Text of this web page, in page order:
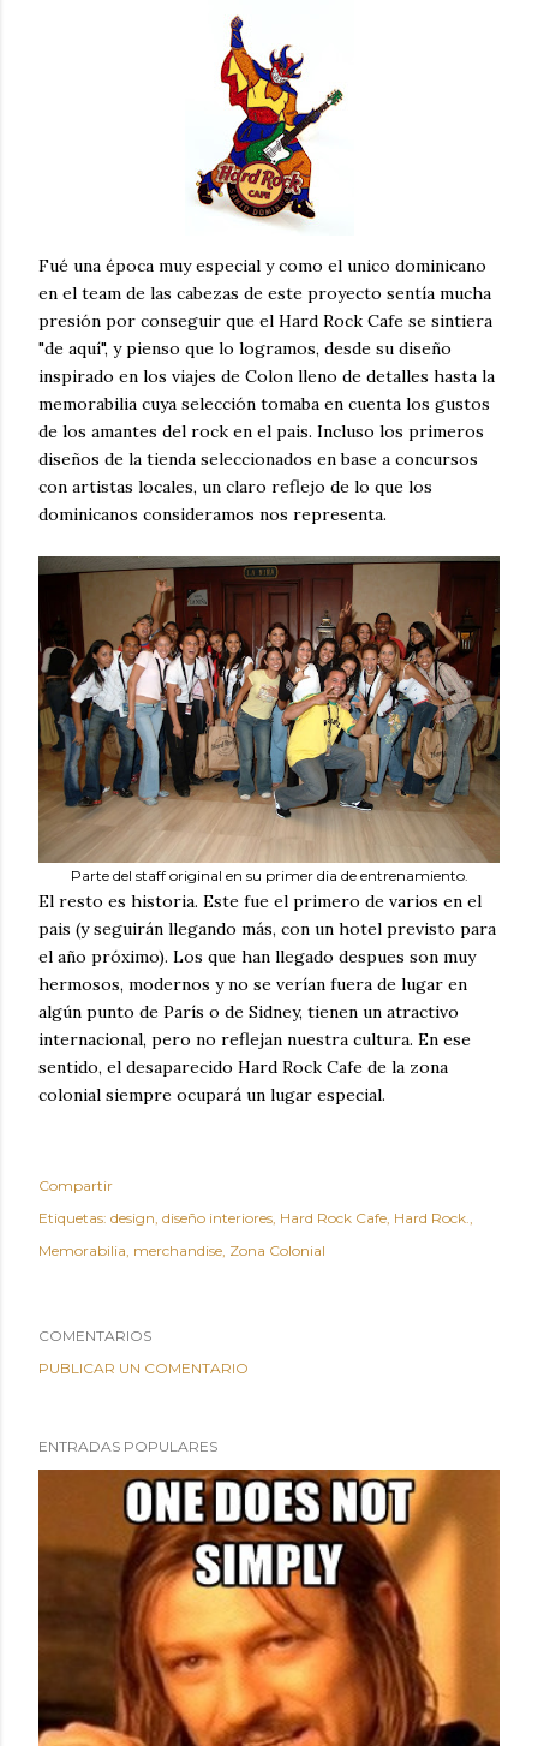
Fué una época muy especial y como el unico dominicano
en el team de las cabezas de este proyecto sentía mucha
presión por conseguir que el Hard Rock Cafe se sintiera
"de aquí", y pienso que lo logramos, desde su diseño
inspirado en los viajes de Colon lleno de detalles hasta la
memorabilia cuya selección tomaba en cuenta los gustos
de los amantes del rock en el pais. Incluso los primeros
diseños de la tienda seleccionados en base a concursos
con artistas locales, un claro reflejo de lo que los
dominicanos consideramos nos representa.
Parte del staff original en su primer dia de entrenamiento.
El resto es historia. Este fue el primero de varios en el
pais (y seguirán llegando más, con un hotel previsto para
el año próximo). Los que han llegado despues son muy
hermosos, modernos y no se verían fuera de lugar en
algún punto de París o de Sidney, tienen un atractivo
internacional, pero no reflejan nuestra cultura. En ese
sentido, el desaparecido Hard Rock Cafe de la zona
colonial siempre ocupará un lugar especial.
Compartir
Etiquetas: design diseño interiores Hard Rock Cafe Hard Rock.
Memorabilia merchandise Zona Colonial
COMENTARIOS
PUBLICAR UN COMENTARIO
ENTRADAS POPULARES